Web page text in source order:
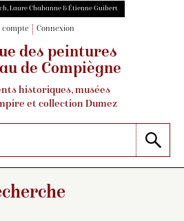
Laure Chabanne & Étienne Guibert
compte Connexion
des peintures
de Compiègne
historiques, musées
et collection Dumez